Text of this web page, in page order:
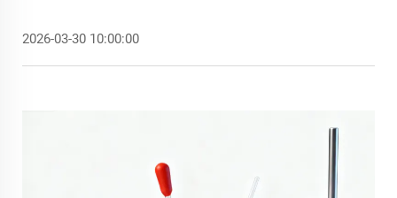
2026-03-30 10:00:00